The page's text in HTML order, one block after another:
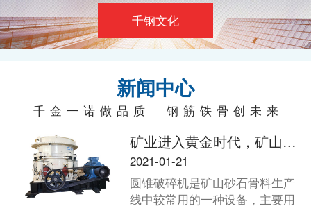
千钢文化
新闻中心
千金一诺做品质 钢筋铁骨创未来
矿业进入黄金时代，矿山老板如何选择适合的破碎机？
2021-01-21
圆锥破碎机是矿山砂石骨料生产
线中较常用的一种设备，主要用
于金属矿山、砂石骨料加工中的